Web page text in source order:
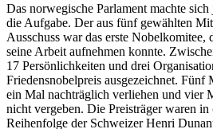
Das norwegische Parlament machte
die Aufgabe. Der aus fünf gewählten
Ausschuss war das erste Nobelkomitee,
seine Arbeit aufnehmen konnte.
17 Persönlichkeiten und drei
Friedensnobelpreis ausgezeichnet. Fünf
ein Mal nachträglich verliehen und vier
nicht vergeben. Die Preisträger waren
Reihenfolge der Schweizer Henri